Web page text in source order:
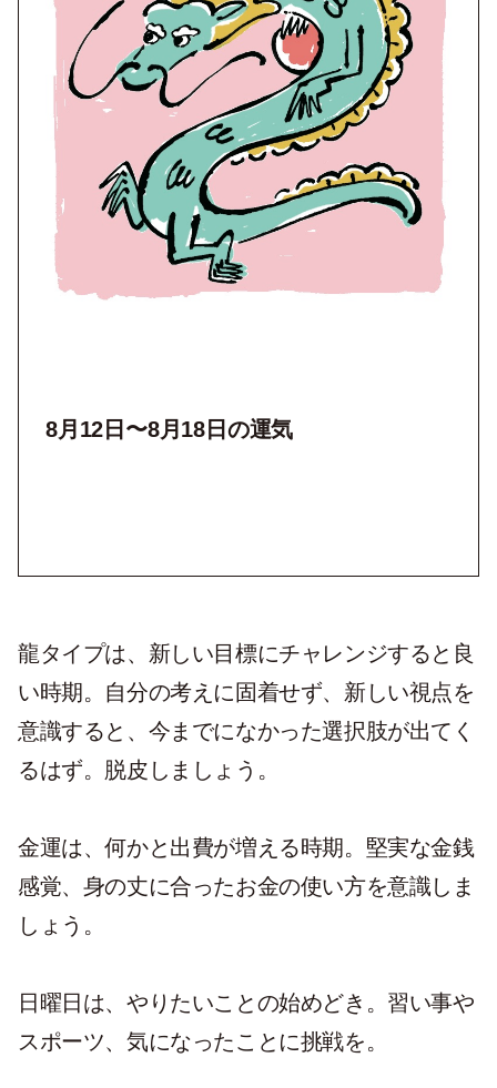
8月12 日〜8月18日の運気
龍タイプは、新しい目標にチャレンジすると良
い時期。自分の考えに固着せず、新しい視点を
意識すると、今までになかった選択肢が出てく
るはず。脱皮しましょう。
金運は、何かと出費が増える時期。堅実な金銭
感覚、身の丈に合ったお金の使い方を意識しま
しょう。
日曜日は、やりたいことの始めどき。習い事や
スポーツ、気になったことに挑戦を。